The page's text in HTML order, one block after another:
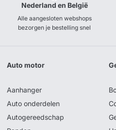
Nederland en België
Alle aangesloten webshops
bezorgen je bestelling snel
Auto motor
Aanhanger
Auto onderdelen
Autogereedschap